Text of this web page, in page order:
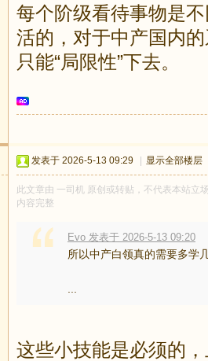
每个阶级看待事物是
活的，对于中产国内
只能“局限性”下去。
发表于 2026-5-13 09:29 显示全部楼层
此文章由 一司机 原创或转贴，不代表本站立
内容完整
Evo 发表于 2026-5-13 09:20
所以中产白领真的需要多学
这些小技能是必须的